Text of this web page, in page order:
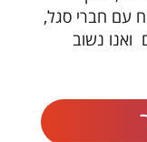
עם חברי סגל,
ואנו נשוב